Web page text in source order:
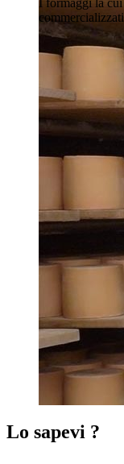
Lo sapevi ?